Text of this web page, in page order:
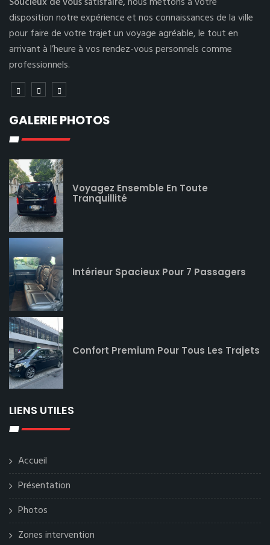
disposition notre expérience et nos connaissances de la ville
pour faire de votre trajet un voyage agréable, le tout en
arrivant à l’heure à vos rendez-vous personnels comme
professionnels.
GALERIE PHOTOS
Voyagez Ensemble En Toute
Tranquillité
Intérieur Spacieux Pour 7 Passagers
Confort Premium Pour Tous Les Trajets
LIENS UTILES
Accueil
Présentation
Photos
Zones intervention